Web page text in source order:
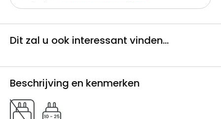
Dit zal u ook interessant vinden...
Beschrijving en kenmerken